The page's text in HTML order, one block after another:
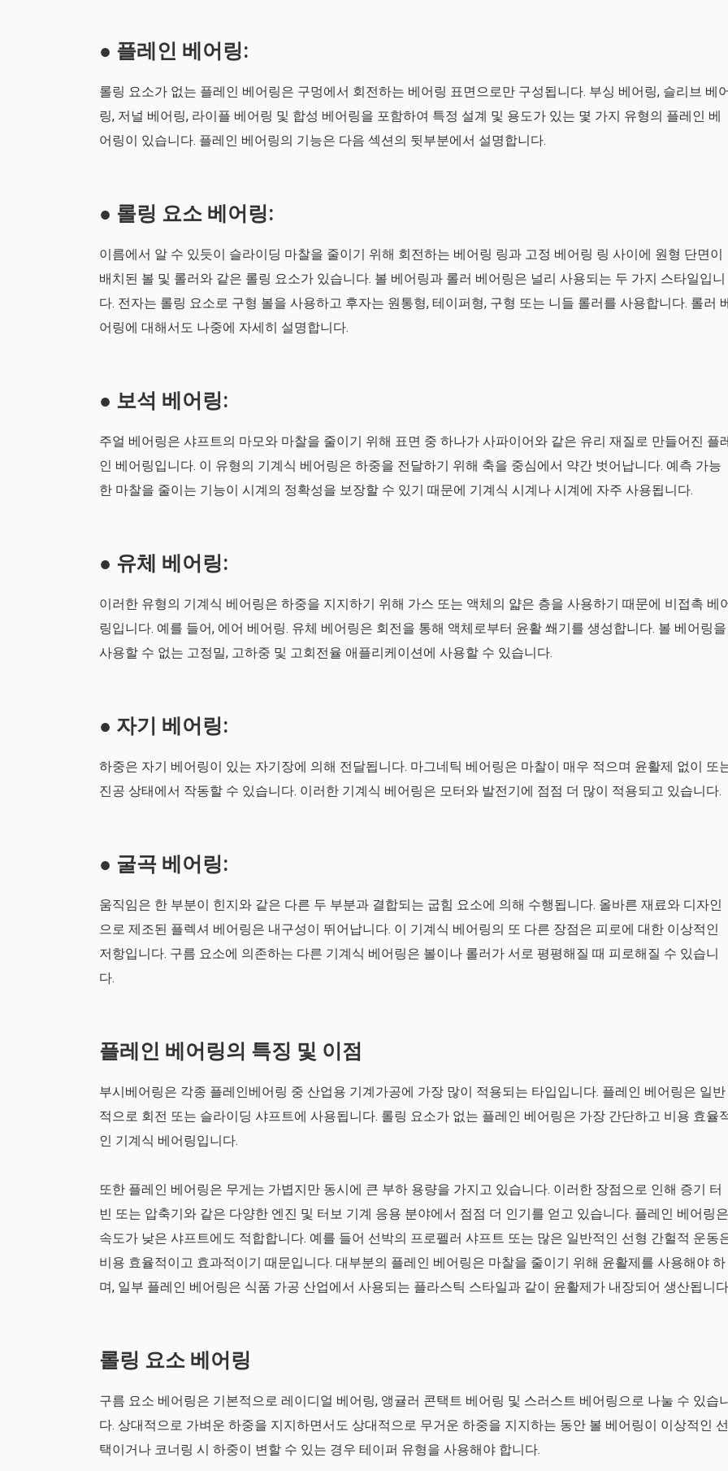
● 플레인 베어링:
롤링 요소가 없는 플레인 베어링은 구멍에서 회전하는 베어링 표면으로만 구성됩니다. 부싱 베어링, 슬리브 베
링, 저널 베어링, 라이플 베어링 및 합성 베어링을 포함하여 특정 설계 및 용도가 있는 몇 가지 유형의 플레인 베
어링이 있습니다. 플레인 베어링의 기능은 다음 섹션의 뒷부분에서 설명합니다.
● 롤링 요소 베어링:
이름에서 알 수 있듯이 슬라이딩 마찰을 줄이기 위해 회전하는 베어링 링과 고정 베어링 링 사이에 원형 단면이
배치된 볼 및 롤러와 같은 롤링 요소가 있습니다. 볼 베어링과 롤러 베어링은 널리 사용되는 두 가지 스타일입니
다. 전자는 롤링 요소로 구형 볼을 사용하고 후자는 원통형, 테이퍼형, 구형 또는 니들 롤러를 사용합니다. 롤러
어링에 대해서도 나중에 자세히 설명합니다.
● 보석 베어링:
주얼 베어링은 샤프트의 마모와 마찰을 줄이기 위해 표면 중 하나가 사파이어와 같은 유리 재질로 만들어진 플
인 베어링입니다. 이 유형의 기계식 베어링은 하중을 전달하기 위해 축을 중심에서 약간 벗어납니다. 예측 가능
한 마찰을 줄이는 기능이 시계의 정확성을 보장할 수 있기 때문에 기계식 시계나 시계에 자주 사용됩니다.
● 유체 베어링:
이러한 유형의 기계식 베어링은 하중을 지지하기 위해 가스 또는 액체의 얇은 층을 사용하기 때문에 비접촉 베
링입니다. 예를 들어, 에어 베어링. 유체 베어링은 회전을 통해 액체로부터 윤활 쐐기를 생성합니다. 볼 베어링을
사용할 수 없는 고정밀, 고하중 및 고회전율 애플리케이션에 사용할 수 있습니다.
● 자기 베어링:
하중은 자기 베어링이 있는 자기장에 의해 전달됩니다. 마그네틱 베어링은 마찰이 매우 적으며 윤활제 없이 또
진공 상태에서 작동할 수 있습니다. 이러한 기계식 베어링은 모터와 발전기에 점점 더 많이 적용되고 있습니다.
● 굴곡 베어링:
움직임은 한 부분이 힌지와 같은 다른 두 부분과 결합되는 굽힘 요소에 의해 수행됩니다. 올바른 재료와 디자인
으로 제조된 플렉셔 베어링은 내구성이 뛰어납니다. 이 기계식 베어링의 또 다른 장점은 피로에 대한 이상적인
저항입니다. 구름 요소에 의존하는 다른 기계식 베어링은 볼이나 롤러가 서로 평평해질 때 피로해질 수 있습니
다.
플레인 베어링의 특징 및 이점
부시베어링은 각종 플레인베어링 중 산업용 기계가공에 가장 많이 적용되는 타입입니다. 플레인 베어링은 일반
적으로 회전 또는 슬라이딩 샤프트에 사용됩니다. 롤링 요소가 없는 플레인 베어링은 가장 간단하고 비용 효율
인 기계식 베어링입니다.
또한 플레인 베어링은 무게는 가볍지만 동시에 큰 부하 용량을 가지고 있습니다. 이러한 장점으로 인해 증기 터
빈 또는 압축기와 같은 다양한 엔진 및 터보 기계 응용 분야에서 점점 더 인기를 얻고 있습니다. 플레인 베어링은
속도가 낮은 샤프트에도 적합합니다. 예를 들어 선박의 프로펠러 샤프트 또는 많은 일반적인 선형 간헐적 운동
비용 효율적이고 효과적이기 때문입니다. 대부분의 플레인 베어링은 마찰을 줄이기 위해 윤활제를 사용해야 하
며, 일부 플레인 베어링은 식품 가공 산업에서 사용되는 플라스틱 스타일과 같이 윤활제가 내장되어 생산됩니
롤링 요소 베어링
구름 요소 베어링은 기본적으로 레이디얼 베어링, 앵귤러 콘택트 베어링 및 스러스트 베어링으로 ​​나눌 수 있습
다. 상대적으로 가벼운 하중을 지지하면서도 상대적으로 무거운 하중을 지지하는 동안 볼 베어링이 이상적인 선
택이거나 코너링 시 하중이 변할 수 있는 경우 테이퍼 유형을 사용해야 합니다.